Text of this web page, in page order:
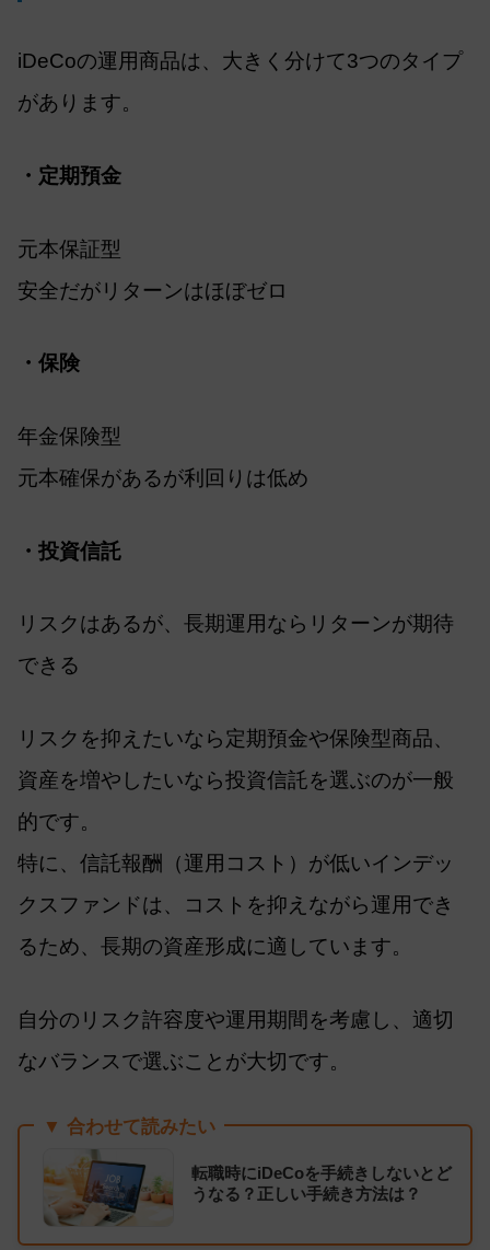
iDeCoの運用商品は、大きく分けて3つのタイプ
があります。
・定期預金
元本保証型
安全だがリターンはほぼゼロ
・保険
年金保険型
元本確保があるが利回りは低め
・投資信託
リスクはあるが、長期運用ならリターンが期待
できる
リスクを抑えたいなら定期預金や保険型商品、
資産を増やしたいなら投資信託を選ぶのが一般
的です。
特に、信託報酬（運用コスト）が低いインデッ
クスファンドは、コストを抑えながら運用でき
るため、長期の資産形成に適しています。
自分のリスク許容度や運用期間を考慮し、適切
なバランスで選ぶことが大切です。
▼ 合わせて読みたい
転職時にiDeCoを手続きしないとど
うなる？正しい手続き方法は？